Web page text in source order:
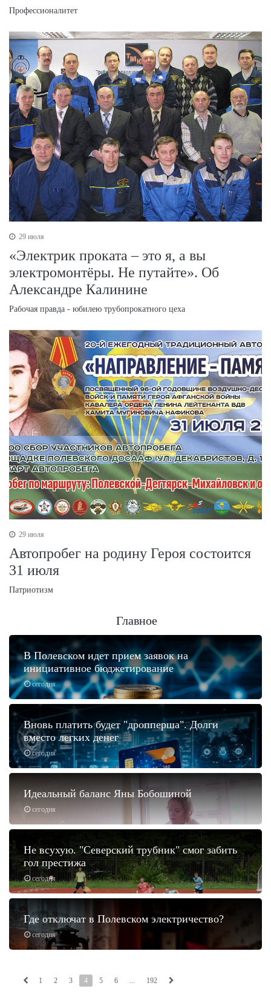
Профессионалитет
29 июля
«Электрик проката – это я, а вы
электромонтёры. Не путайте». Об
Александре Калинине
Рабочая правда - юбилею трубопрокатного цеха
29 июля
Автопробег на родину Героя состоится
31 июля
Патриотизм
Главное
сегодня
В Полевском идет прием заявок на
инициативное бюджетирование
сегодня
Вновь платить будет "дропперша". Долги
вместо легких денег
сегодня
Идеальный баланс Яны Бобошиной
сегодня
Не всухую. "Северский трубник" смог забить
гол престижа
сегодня
Где отключат в Полевском электричество?
1 2 3 4 5 6 ... 192